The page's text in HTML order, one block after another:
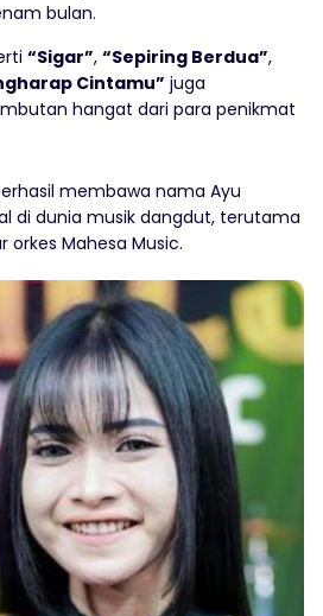
bulan.
“Sigar”, “Sepiring Berdua”,
Cintamu” juga
hangat dari para penikmat
membawa nama Ayu
di dunia musik dangdut, terutama
Mahesa Music.